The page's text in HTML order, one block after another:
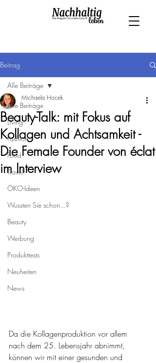
Beitrag
Alle Beiträge
Living
Fashion
Food
Travel
ÖKO-Ideen
Wussten Sie schon...?
Beauty
Werbung
Produkttests
Neuheiten
News
Alle Beiträge
Beauty-Talk: mit Fokus auf
Kollagen und Achtsamkeit -
Die Female Founder von éclat
im Interview
Michaela Hocek
Da die Kollagenproduktion vor allem
nach dem 25. Lebensjahr abnimmt,
können wir mit einer gesunden und